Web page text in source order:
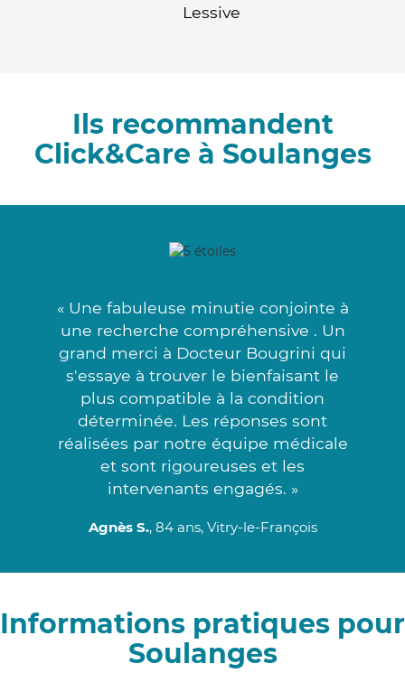
Lessive
Ils recommandent
Click&Care à Soulanges
« Une fabuleuse minutie conjointe à
une recherche compréhensive . Un
grand merci à Docteur Bougrini qui
s'essaye à trouver le bienfaisant le
plus compatible à la condition
déterminée. Les réponses sont
réalisées par notre équipe médicale
et sont rigoureuses et les
intervenants engagés. »
Agnès S., 84 ans, Vitry-le-François
Informations pratiques pour
Soulanges